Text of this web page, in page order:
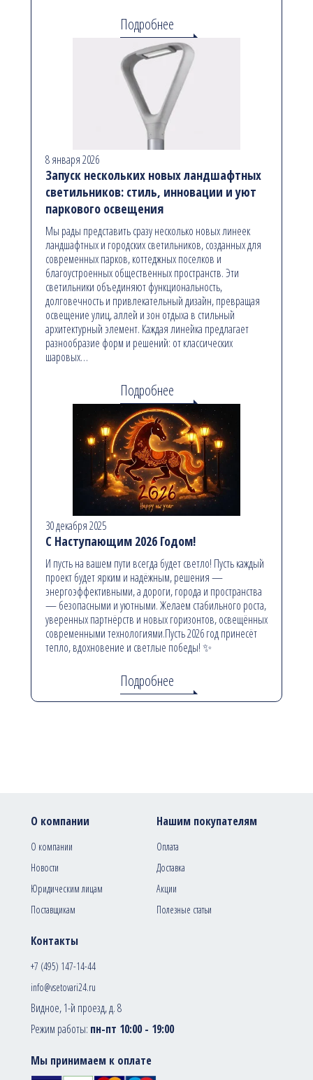
Подробнее
8 января 2026
Запуск нескольких новых ландшафтных
светильников: стиль, инновации и уют
паркового освещения
Мы рады представить сразу несколько новых линеек
ландшафтных и городских светильников, созданных для
современных парков, коттеджных поселков и
благоустроенных общественных пространств. Эти
светильники объединяют функциональность,
долговечность и привлекательный дизайн, превращая
освещение улиц, аллей и зон отдыха в стильный
архитектурный элемент. Каждая линейка предлагает
разнообразие форм и решений: от классических
шаровых…
Подробнее
30 декабря 2025
С Наступающим 2026 Годом!
И пусть на вашем пути всегда будет светло! Пусть каждый
проект будет ярким и надёжным, решения —
энергоэффективными, а дороги, города и пространства
— безопасными и уютными. Желаем стабильного роста,
уверенных партнёрств и новых горизонтов, освещённых
современными технологиями.Пусть 2026 год принесёт
тепло, вдохновение и светлые победы! ✨
Подробнее
Контакты
+7 (495) 147-14-44
info@vsetovari24.ru
Видное, 1-й проезд, д. 8
Режим работы: пн-пт 10:00 - 19:00
О компании
О компании
Новости
Юридическим лицам
Поставщикам
Нашим покупателям
Оплата
Доставка
Акции
Полезные статьи
Мы принимаем к оплате